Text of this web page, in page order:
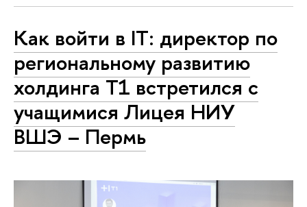
Как войти в IT: директор по
региональному развитию
холдинга Т1 встретился с
учащимися Лицея НИУ
ВШЭ – Пермь